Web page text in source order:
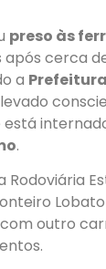
preso às
cerca
a
está
.
Rodoviária
com outro